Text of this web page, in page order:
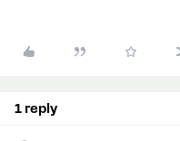
1 reply